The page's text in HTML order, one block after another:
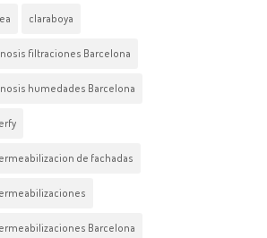
claraboya
filtraciones Barcelona
humedades Barcelona
de fachadas
Barcelona